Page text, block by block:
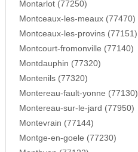
Montarlot (77250)
Montceaux-les-meaux (77470)
Montceaux-les-provins (77151)
Montcourt-fromonville (77140)
Montdauphin (77320)
Montenils (77320)
Montereau-fault-yonne (77130)
Montereau-sur-le-jard (77950)
Montevrain (77144)
Montge-en-goele (77230)